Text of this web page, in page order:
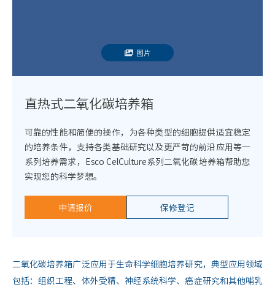
直热式二氧化碳培养箱
可靠的性能和简便的操作，为各种类型的细胞提供适宜稳定
的培养条件，支持各类基础研究以及更严苛的前沿应用等一
系列培养需求，Esco CelCulture系列二氧化碳培养箱帮助您
实现您的科学梦想。
申请报价 保修登记
图片
二氧化碳培养箱广泛应用于生命科学细胞培养研究，典型应用领域
包括：组织工程、体外受精、神经系统科学、癌症研究和其他哺乳